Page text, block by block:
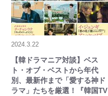
2024.3.22
【韓ドラマニア対談】ベス
ト・オブ・ベストから年代
別、最新作まで「愛する神ド
ラマ」たちを厳選！『韓国TV